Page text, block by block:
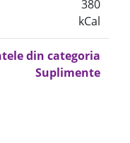
380
kCal
din categoria
Suplimente